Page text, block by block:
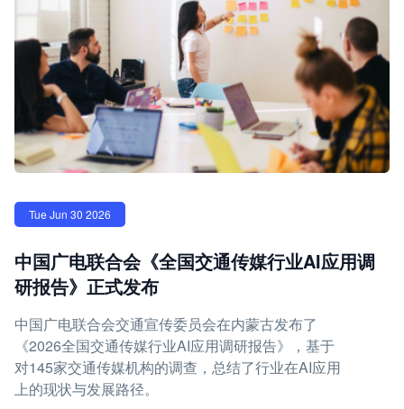
Tue Jun 30 2026
中国广电联合会《全国交通传媒行业AI应用调
研报告》正式发布
中国广电联合会交通宣传委员会在内蒙古发布了
《2026全国交通传媒行业AI应用调研报告》，基于
对145家交通传媒机构的调查，总结了行业在AI应用
上的现状与发展路径。